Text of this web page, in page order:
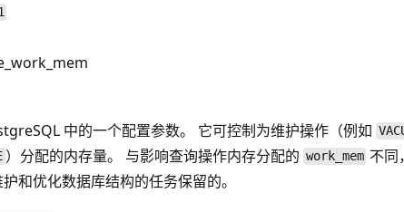
中的一个配置参数。 它可控制为维护操作（例如
）分配的内存量。 与影响查询操作内存分配的 work_mem 不同，
和优化数据库结构的任务保留的。